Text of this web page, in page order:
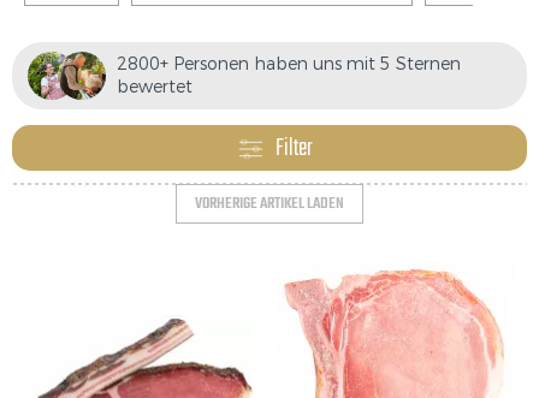
2800+ Personen haben uns mit 5 Sternen
bewertet
Filter
VORHERIGE ARTIKEL LADEN